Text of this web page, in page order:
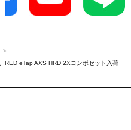
RED eTap AXS HRD 2Xコンポセット入荷